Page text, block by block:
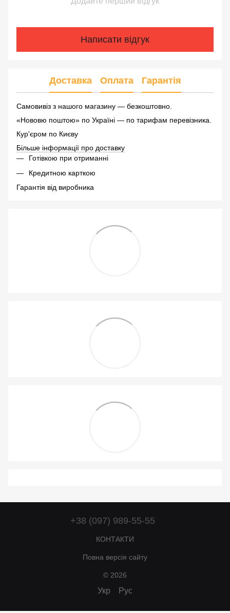
Написати відгук
Доставка Оплата Гарантія
Самовивіз з нашого магазину — безкоштовно.
«Нововю поштою» по Україні — по тарифам перевізника.
Кур'єром по Києву
Більше інформації про доставку
Готівкою при отриманні
Кредитною карткою
Гарантія від виробника
+38 (097) 989-55-55
КОНТАКТИ
Повна версія сайту
© 2026
Укр Рус